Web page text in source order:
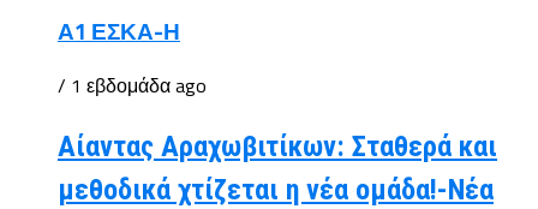
Α1 ΕΣΚΑ-Η
/ 1 εβδομάδα ago
Αίαντας Αραχωβιτίκων: Σταθερά και
μεθοδικά χτίζεται η νέα ομάδα!-Νέα